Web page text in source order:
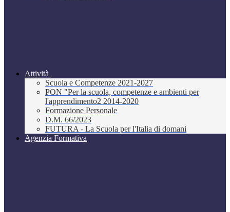
Attività
Scuola e Competenze 2021-2027
PON "Per la scuola, competenze e ambienti per
l'apprendimento2 2014-2020
Formazione Personale
D.M. 66/2023
FUTURA - La Scuola per l'Italia di domani
Agenzia Formativa